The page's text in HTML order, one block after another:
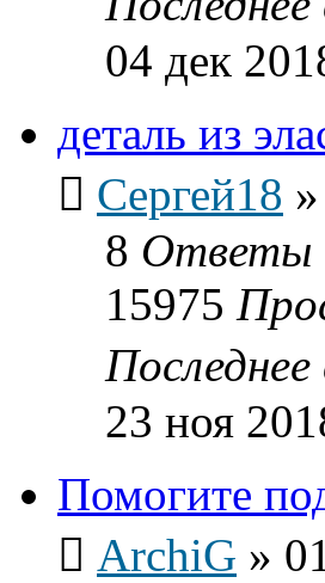
04 дек
деталь из
Сергей18 »
8 Ответы
15975
23 ноя
Помогите
ArchiG »